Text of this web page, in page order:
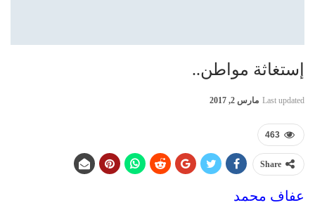
إستغاثة مواطن..
Last updated مارس 2, 2017
463
Share
عفاف محمد